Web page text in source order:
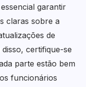
garantir
claras sobre a
de
certifique-se
parte estão bem
funcionários